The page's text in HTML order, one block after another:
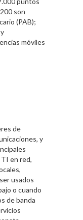
son
(PAB);
móviles
de
y
en red,
usados
o cuando
de banda